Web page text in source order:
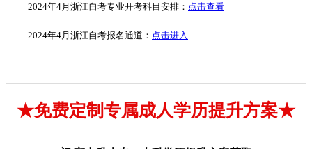
2024年4月浙江自考专业开考科目安排： 点击查看
2024年4月浙江自考报名通道： 点击进入
★免费定制专属成人学历提升方案★